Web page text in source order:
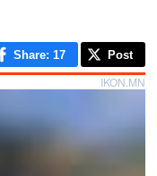
Share: 17 Post
IKON.MN